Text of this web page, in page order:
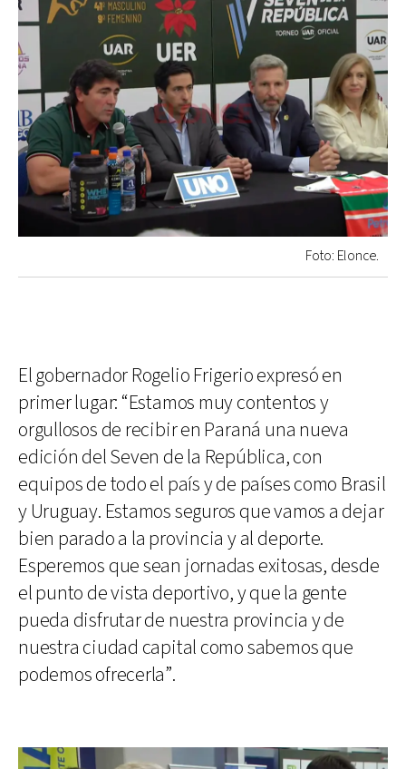
Foto: Elonce.
El gobernador Rogelio Frigerio expresó en
primer lugar: “Estamos muy contentos y
orgullosos de recibir en Paraná una nueva
edición del Seven de la República, con
equipos de todo el país y de países como Brasil
y Uruguay. Estamos seguros que vamos a dejar
bien parado a la provincia y al deporte.
Esperemos que sean jornadas exitosas, desde
el punto de vista deportivo, y que la gente
pueda disfrutar de nuestra provincia y de
nuestra ciudad capital como sabemos que
podemos ofrecerla”.